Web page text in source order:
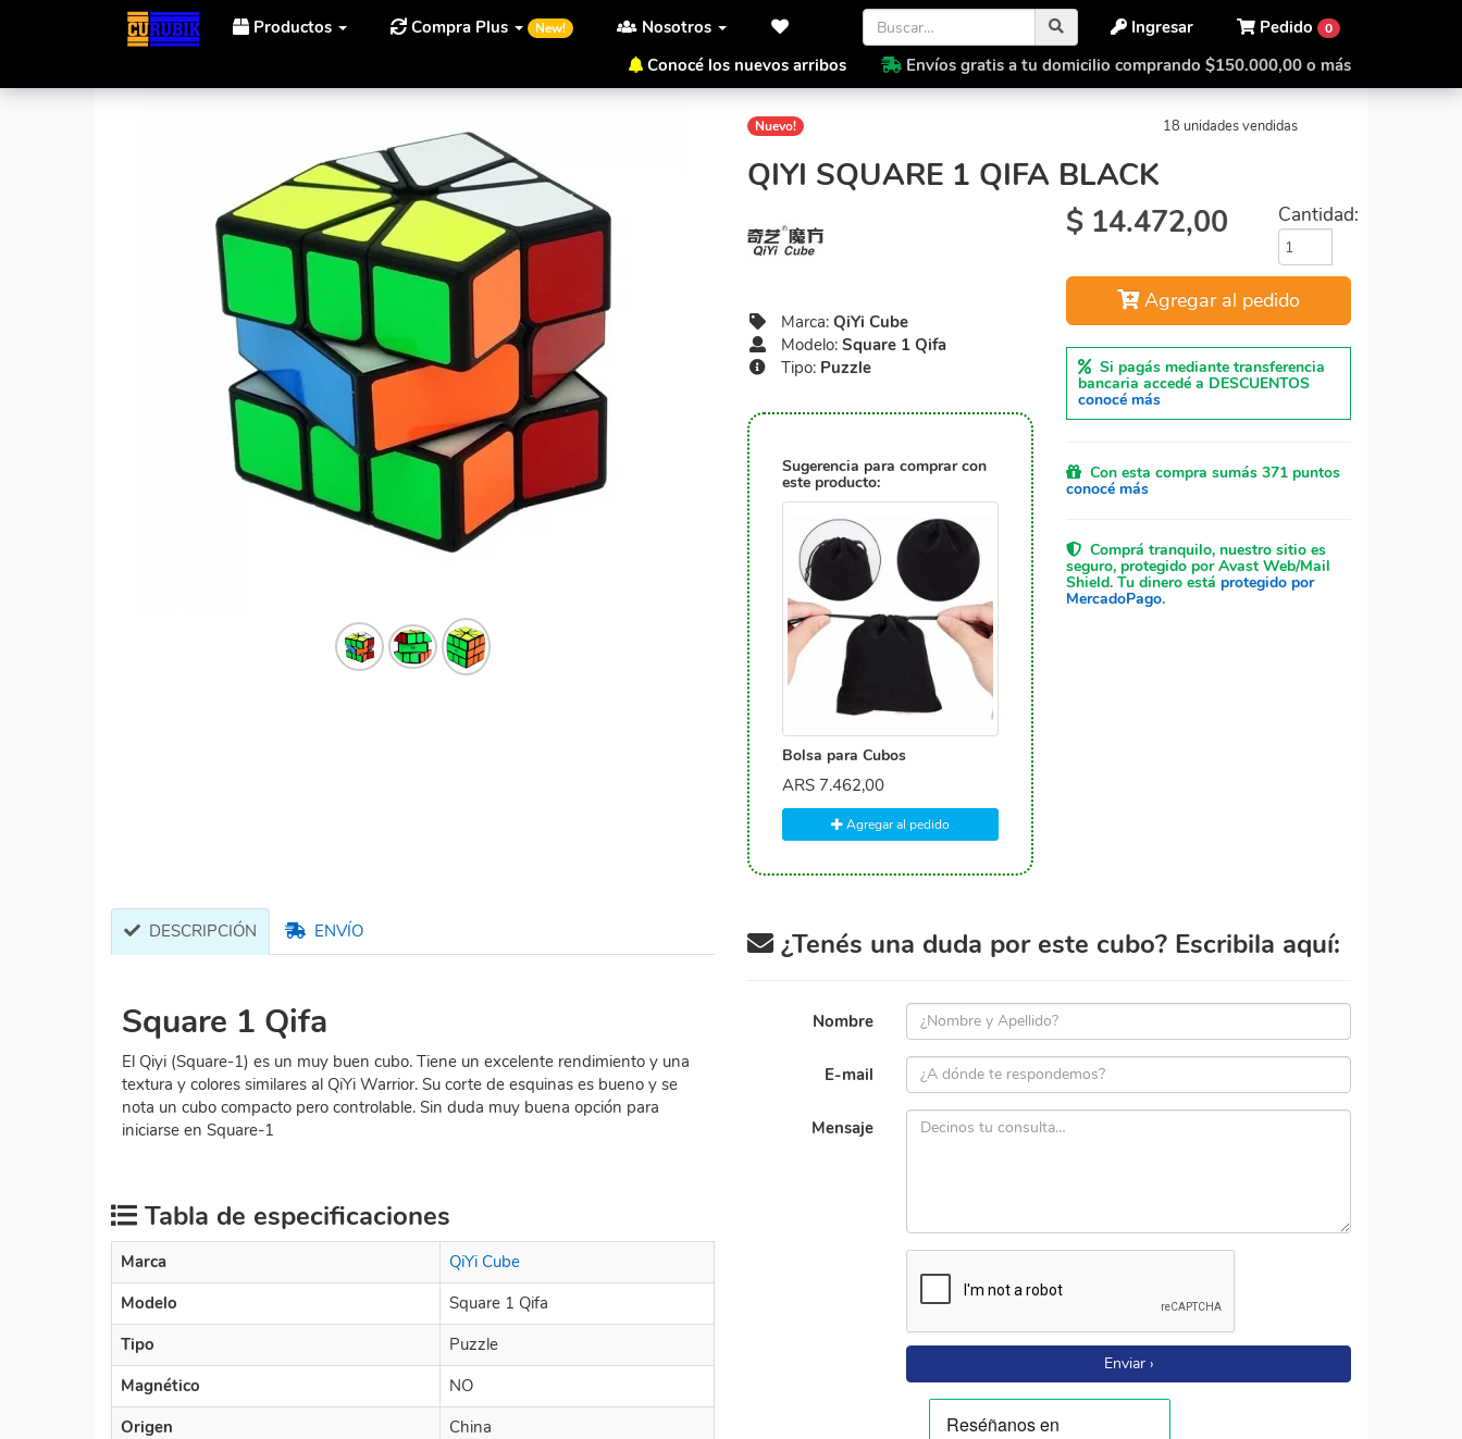
Productos Compra Plus New! Nosotros Pedido 0
Ingresar
Conocé los nuevos arribos
Envíos gratis a tu domicilio comprando $150.000,00 o más
Inicio QiYi Cube Square 1 Qifa Qiyi Square 1 Qifa Black
Nuevo! 18 unidades vendidas
QIYI SQUARE 1 QIFA BLACK
Marca: QiYi Cube
Modelo: Square 1 Qifa
Tipo: Puzzle
Sugerencia para comprar con
este producto:
Bolsa para Cubos
ARS 7.462,00
Agregar al pedido
$ 14.472,00 Cantidad:
Agregar al pedido
Si pagás mediante transferencia
bancaria accedé a DESCUENTOS
conocé más
Con esta compra sumás 371 puntos
conocé más
Comprá tranquilo, nuestro sitio es
seguro, protegido por Avast Web/Mail
Shield. Tu dinero está protegido por
MercadoPago.
DESCRIPCIÓN ENVÍO
Square 1 Qifa
El Qiyi (Square-1) es un muy buen cubo. Tiene un excelente rendimiento y una
textura y colores similares al QiYi Warrior. Su corte de esquinas es bueno y se
nota un cubo compacto pero controlable. Sin duda muy buena opción para
iniciarse en Square-1
Tabla de especificaciones
Marca
QiYi Cube
Modelo
Square 1 Qifa
Tipo
Puzzle
Magnético
NO
Origen
China
¿Tenés una duda por este cubo? Escribila aquí:
Nombre
E-mail
Mensaje
Enviar ›